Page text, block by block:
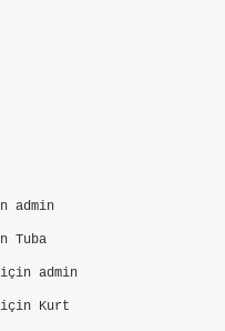
admin
Tuba
admin
Kurt